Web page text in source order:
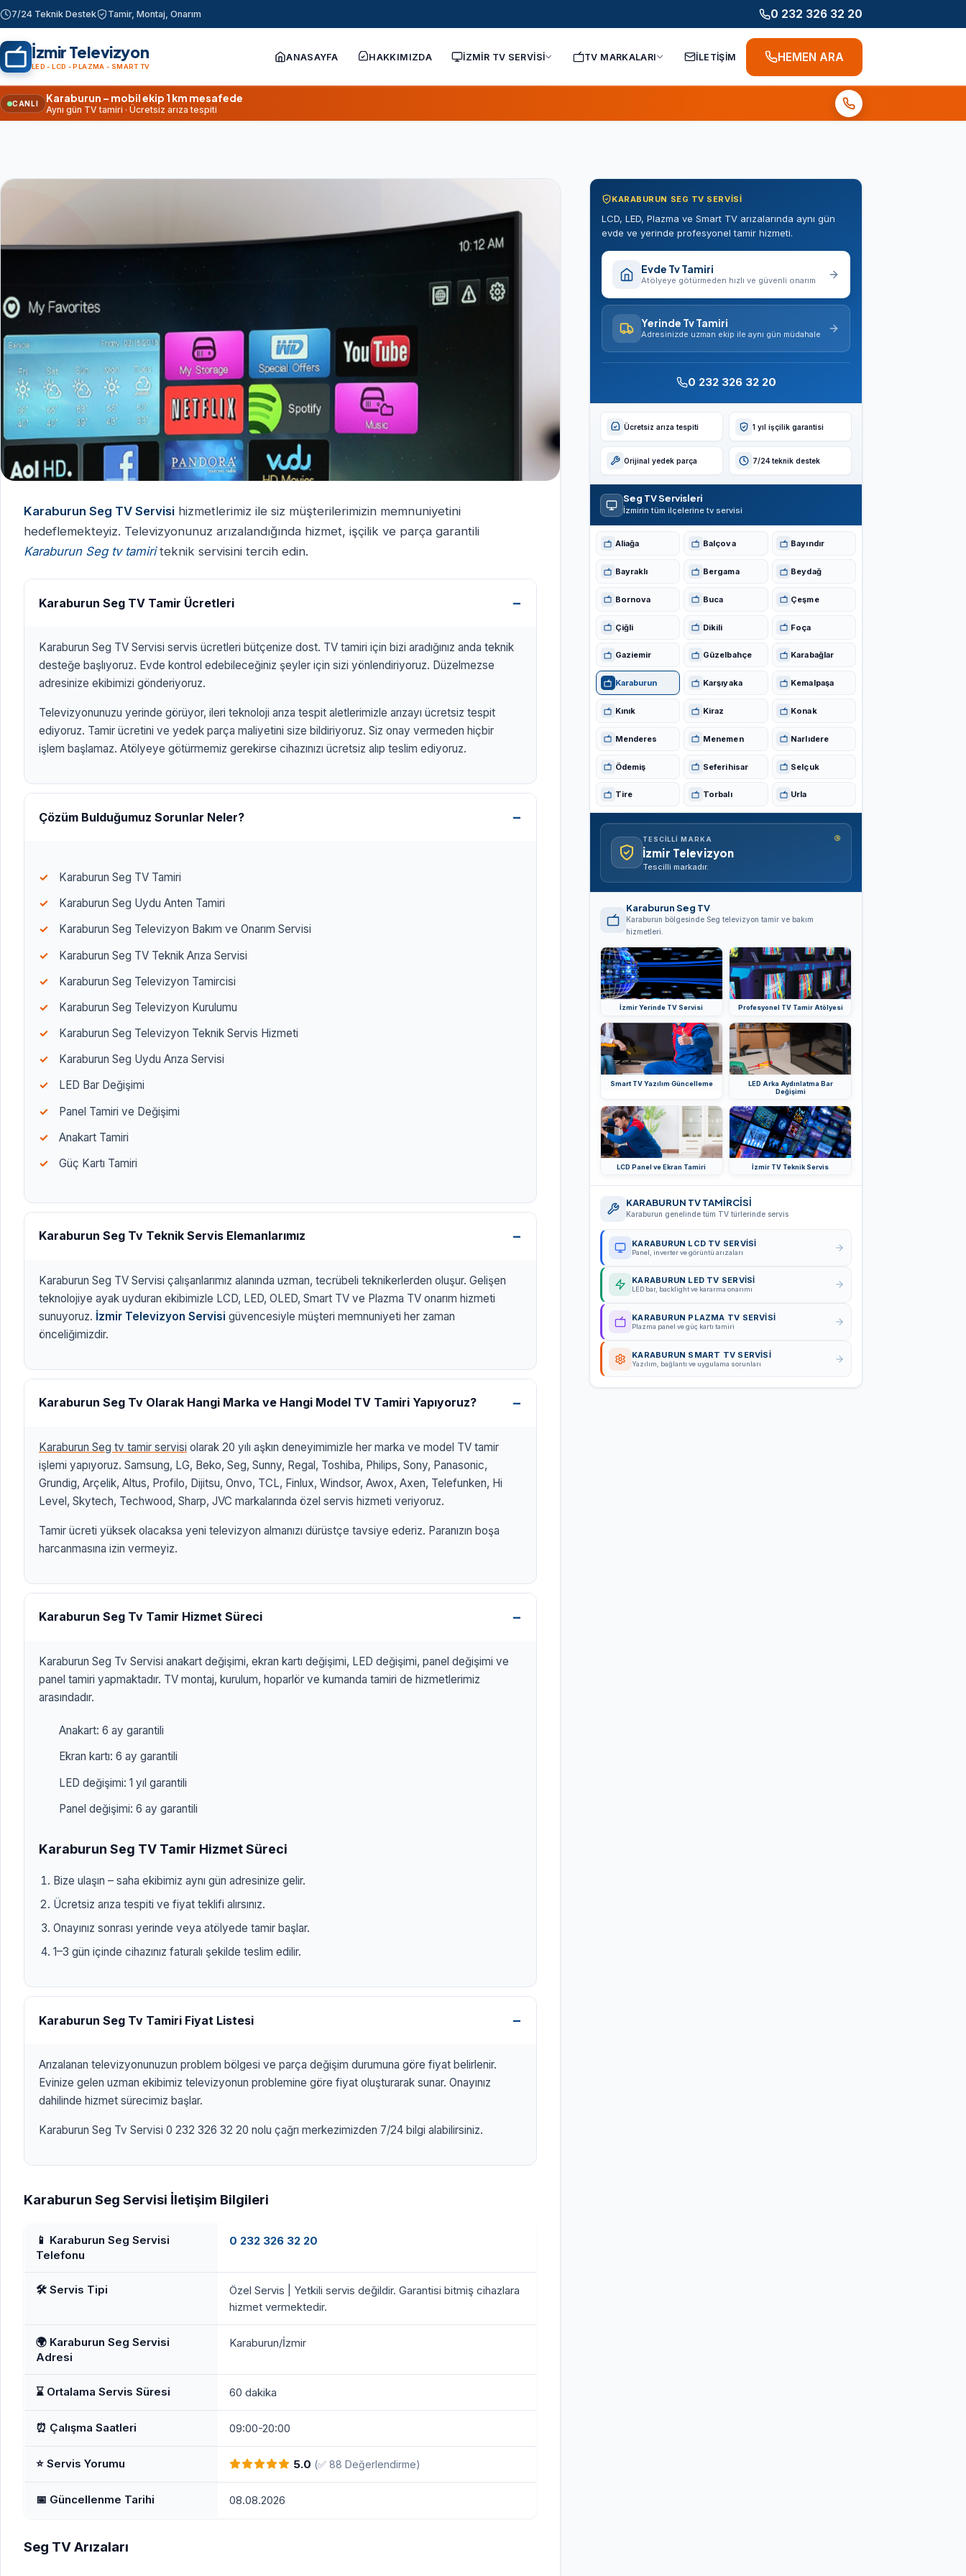
7/24 Teknik Destek Tamir, Montaj, Onarım 0 232 326 32 20
İzmir Televizyon
LED - LCD - PLAZMA - SMART TV
ANASAYFA HAKKIMIZDA İZMİR TV SERVİSİ TV MARKALARI İLETİŞİM HEMEN ARA
CANLI Karaburun – mobil ekip 1 km mesafede
Aynı gün TV tamiri · Ücretsiz arıza tespiti
ANASAYFA TV MARKALARI KARABURUN SEG TV SERVİSİ
KARABURUN SEG TV
SERVİSİ
Karaburun Seg TV Servisi hizmetlerimiz ile siz müşterilerimizin memnuniyetini
hedeflemekteyiz. Televizyonunuz arızalandığında hizmet, işçilik ve parça garantili
Karaburun Seg tv tamiriteknik servisini tercih edin.
Karaburun Seg TV Tamir Ücretleri
Karaburun Seg TV Servisi servis ücretleri bütçenize dost. TV tamiri için bizi aradığınız anda teknik
desteğe başlıyoruz. Evde kontrol edebileceğiniz şeyler için sizi yönlendiriyoruz. Düzelmezse
adresinize ekibimizi gönderiyoruz.
Televizyonunuzu yerinde görüyor, ileri teknoloji arıza tespit aletlerimizle arızayı ücretsiz tespit
ediyoruz. Tamir ücretini ve yedek parça maliyetini size bildiriyoruz. Siz onay vermeden hiçbir
işlem başlamaz. Atölyeye götürmemiz gerekirse cihazınızı ücretsiz alıp teslim ediyoruz.
Çözüm Bulduğumuz Sorunlar Neler?
Karaburun Seg TV Tamiri
Karaburun Seg Uydu Anten Tamiri
Karaburun Seg Televizyon Bakım ve Onarım Servisi
Karaburun Seg TV Teknik Arıza Servisi
Karaburun Seg Televizyon Tamircisi
Karaburun Seg Televizyon Kurulumu
Karaburun Seg Televizyon Teknik Servis Hizmeti
Karaburun Seg Uydu Arıza Servisi
LED Bar Değişimi
Panel Tamiri ve Değişimi
Anakart Tamiri
Güç Kartı Tamiri
Karaburun Seg Tv Teknik Servis Elemanlarımız
Karaburun Seg TV Servisi çalışanlarımız alanında uzman, tecrübeli teknikerlerden oluşur. Gelişen
teknolojiye ayak uyduran ekibimizle LCD, LED, OLED, Smart TV ve Plazma TV onarım hizmeti
sunuyoruz. İzmir Televizyon Servisi güvencesiyle müşteri memnuniyeti her zaman
önceliğimizdir.
Karaburun Seg Tv Olarak Hangi Marka ve Hangi Model TV Tamiri Yapıyoruz?
Karaburun Seg tv tamir servisi olarak 20 yılı aşkın deneyimimizle her marka ve model TV tamir
işlemi yapıyoruz. Samsung, LG, Beko, Seg, Sunny, Regal, Toshiba, Philips, Sony, Panasonic,
Grundig, Arçelik, Altus, Profilo, Dijitsu, Onvo, TCL, Finlux, Windsor, Awox, Axen, Telefunken, Hi
Level, Skytech, Techwood, Sharp, JVC markalarında özel servis hizmeti veriyoruz.
Tamir ücreti yüksek olacaksa yeni televizyon almanızı dürüstçe tavsiye ederiz. Paranızın boşa
harcanmasına izin vermeyiz.
Karaburun Seg Tv Tamir Hizmet Süreci
Karaburun Seg Tv Servisi anakart değişimi, ekran kartı değişimi, LED değişimi, panel değişimi ve
panel tamiri yapmaktadır. TV montaj, kurulum, hoparlör ve kumanda tamiri de hizmetlerimiz
arasındadır.
Anakart: 6 ay garantili
Ekran kartı: 6 ay garantili
LED değişimi: 1 yıl garantili
Panel değişimi: 6 ay garantili
Karaburun Seg TV Tamir Hizmet Süreci
Bize ulaşın – saha ekibimiz aynı gün adresinize gelir.
Ücretsiz arıza tespiti ve fiyat teklifi alırsınız.
Onayınız sonrası yerinde veya atölyede tamir başlar.
1–3 gün içinde cihazınız faturalı şekilde teslim edilir.
Karaburun Seg Tv Tamiri Fiyat Listesi
Arızalanan televizyonunuzun problem bölgesi ve parça değişim durumuna göre fiyat belirlenir.
Evinize gelen uzman ekibimiz televizyonun problemine göre fiyat oluşturarak sunar. Onayınız
dahilinde hizmet sürecimiz başlar.
Karaburun Seg Tv Servisi 0 232 326 32 20 nolu çağrı merkezimizden 7/24 bilgi alabilirsiniz.
Karaburun Seg Servisi İletişim Bilgileri
📱 Karaburun Seg Servisi
Telefonu
0 232 326 32 20
🛠️ Servis Tipi
Özel Servis | Yetkili servis değildir. Garantisi bitmiş cihazlara
hizmet vermektedir.
🌍 Karaburun Seg Servisi
Adresi
Karaburun/İzmir
⌛ Ortalama Servis Süresi 60 dakika
⏰ Çalışma Saatleri 09:00-20:00
⭐ Servis Yorumu 5.0 (✅ 88 Değerlendirme)
📅 Güncellenme Tarihi 08.08.2026
Seg TV Arızaları
KARABURUN SEG TV SERVISI
LCD, LED, Plazma ve Smart TV arızalarında aynı gün
evde ve yerinde profesyonel tamir hizmeti.
Evde Tv Tamiri
Atölyeye götürmeden hızlı ve güvenli onarım
Yerinde Tv Tamiri
Adresinizde uzman ekip ile aynı gün müdahale
0 232 326 32 20
Ücretsiz arıza tespiti 1 yıl işçilik garantisi
Orijinal yedek parça 7/24 teknik destek
Seg TV Servisleri
İzmirin tüm ilçelerine tv servisi
Aliağa Balçova Bayındır
Bayraklı Bergama Beydağ
Bornova Buca Çeşme
Çiğli Dikili Foça
Gaziemir Güzelbahçe Karabağlar
Karaburun Karşıyaka Kemalpaşa
Kınık Kiraz Konak
Menderes Menemen Narlıdere
Ödemiş Seferihisar Selçuk
Tire Torbalı Urla
TESCILLI MARKA
İzmir Televizyon
Tescilli markadır.
®
Karaburun Seg TV
Karaburun bölgesinde Seg televizyon tamir ve bakım
hizmetleri.
İzmir Yerinde TV Servisi Profesyonel TV Tamir Atölyesi
Smart TV Yazılım Güncelleme
LED Arka Aydınlatma Bar
Değişimi
LCD Panel ve Ekran Tamiri İzmir TV Teknik Servis
KARABURUN TV TAMİRCİSİ
Karaburun genelinde tüm TV türlerinde servis
KARABURUN LCD TV SERVISI
Panel, inverter ve görüntü arızaları
KARABURUN LED TV SERVISI
LED bar, backlight ve kararma onarımı
KARABURUN PLAZMA TV SERVISI
Plazma panel ve güç kartı tamiri
KARABURUN SMART TV SERVISI
Yazılım, bağlantı ve uygulama sorunları